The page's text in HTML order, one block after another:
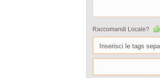
Raccomandi Locale?